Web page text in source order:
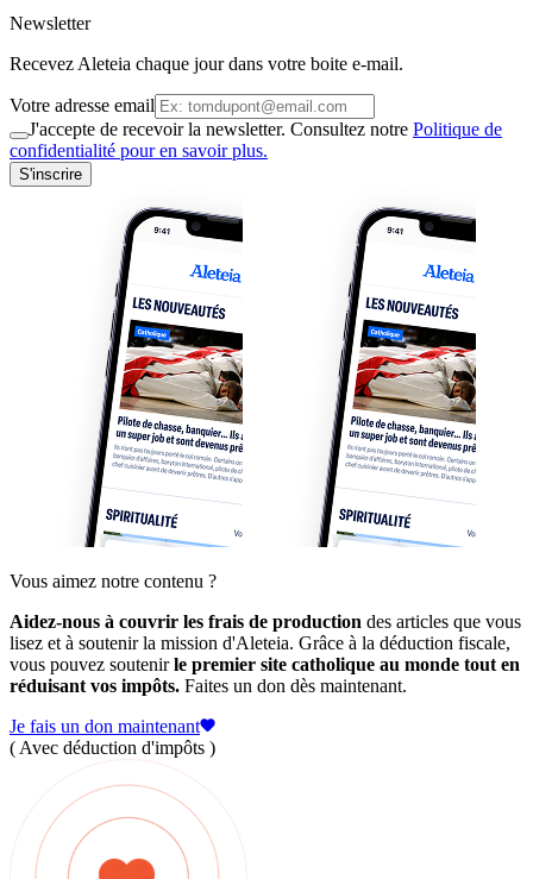
Newsletter
Recevez Aleteia chaque jour dans votre boite e-mail.
Votre adresse email
J'accepte de recevoir la newsletter. Consultez notre Politique de
confidentialité pour en savoir plus.
S'inscrire
Vous aimez notre contenu ?
Aidez-nous à couvrir les frais de production des articles que vous
lisez et à soutenir la mission d'Aleteia. Grâce à la déduction fiscale,
vous pouvez soutenirle premier site catholique au monde tout en
réduisant vos impôts. Faites un don dès maintenant.
Je fais un don maintenant
( Avec déduction d'impôts )